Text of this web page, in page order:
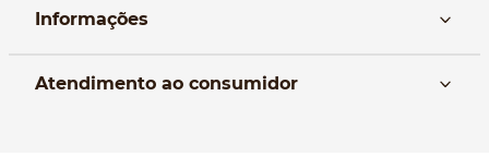
Informações
Atendimento ao consumidor